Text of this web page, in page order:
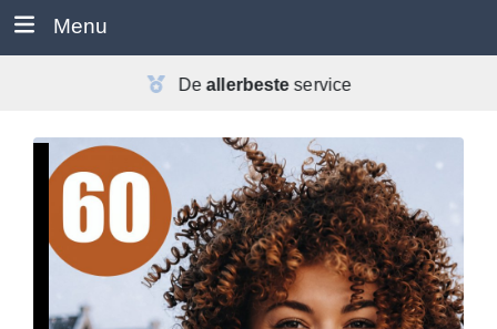
Menu
Deallerbesteservice